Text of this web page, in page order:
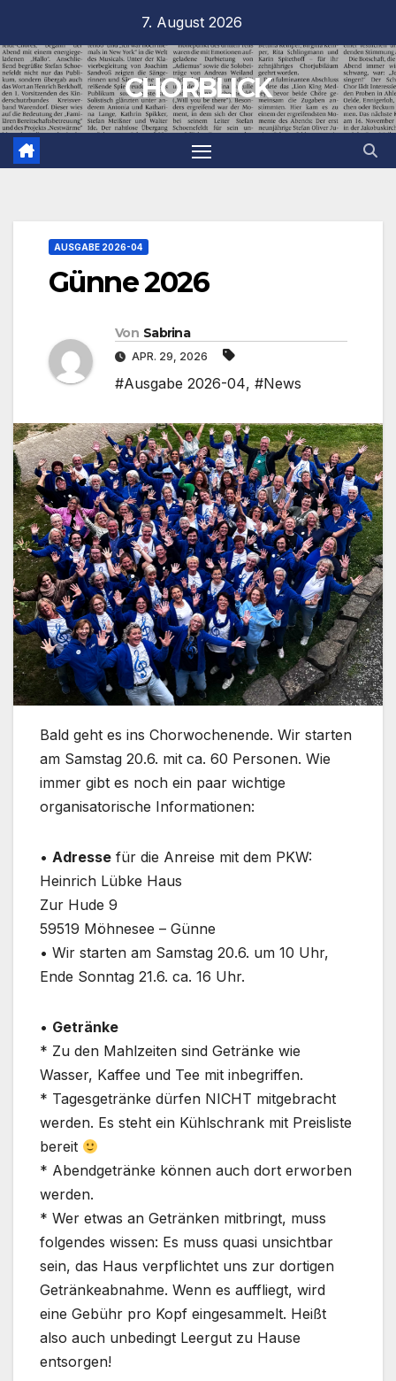
springen
7. August 2026
CHORBLICK
AUSGABE 2026-04
Günne 2026
Von Sabrina
APR. 29, 2026
#Ausgabe 2026-04, #News
Bald geht es ins Chorwochenende. Wir starten
am Samstag 20.6. mit ca. 60 Personen. Wie
immer gibt es noch ein paar wichtige
organisatorische Informationen:
•⁠ ⁠ Adresse für die Anreise mit dem PKW:
Heinrich Lübke Haus
Zur Hude 9
59519 Möhnesee – Günne
•⁠ ⁠Wir starten am Samstag 20.6. um 10 Uhr,
Ende Sonntag 21.6. ca. 16 Uhr.
•⁠ ⁠ Getränke
* Zu den Mahlzeiten sind Getränke wie
Wasser, Kaffee und Tee mit inbegriffen.
* Tagesgetränke dürfen NICHT mitgebracht
werden. Es steht ein Kühlschrank mit Preisliste
bereit
* Abendgetränke können auch dort erworben
werden.
* Wer etwas an Getränken mitbringt, muss
folgendes wissen: Es muss quasi unsichtbar
sein, das Haus verpflichtet uns zur dortigen
Getränkeabnahme. Wenn es auffliegt, wird
eine Gebühr pro Kopf eingesammelt. Heißt
also auch unbedingt Leergut zu Hause
entsorgen!